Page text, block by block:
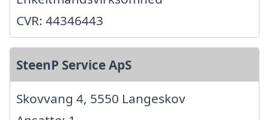
CVR: 44346443
SteenP Service ApS
Skovvang 4, 5550 Langeskov